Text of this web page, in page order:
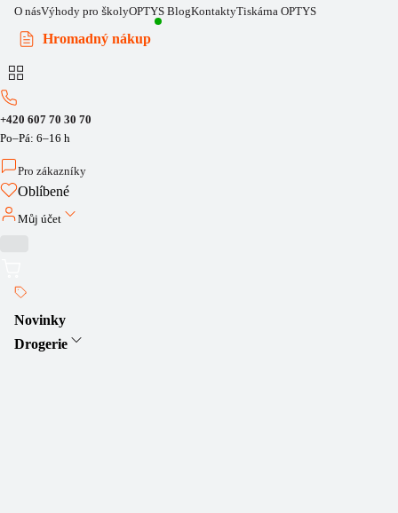
O násVýhody pro školyOPTYS BlogKontaktyTiskárna OPTYS
Hromadný nákup
+420 607 70 30 70
Po–Pá: 6–16 h
Pro zákazníky
Oblíbené
Můj účet
Novinky
Drogerie